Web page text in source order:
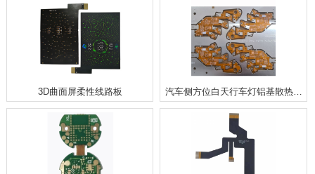
Fpcba
3D曲面屏柔性线路板
汽车侧方位白天行车灯铝基散热柔
性线路板